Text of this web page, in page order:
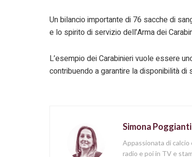
Un bilancio importante di 76 sacche di
e lo spirito di servizio dell’Arma dei
L’esempio dei Carabinieri vuole essere
contribuendo a garantire la disponibilità di
Simona Poggianti
Appassionata di calcio
radio e poi in TV e